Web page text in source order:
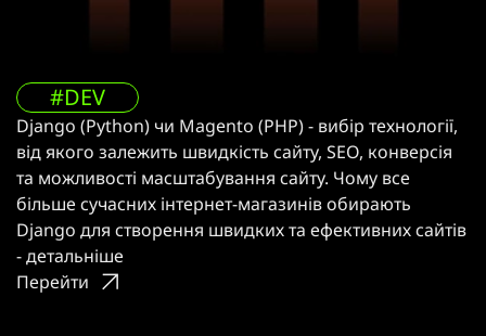
#DEV
Django (Python) чи Magento (PHP) - вибір технології,
від якого залежить швидкість сайту, SEO, конверсія
та можливості масштабування сайту. Чому все
більше сучасних інтернет-магазинів обирають
Django для створення швидких та ефективних сайтів
- детальніше
Перейти